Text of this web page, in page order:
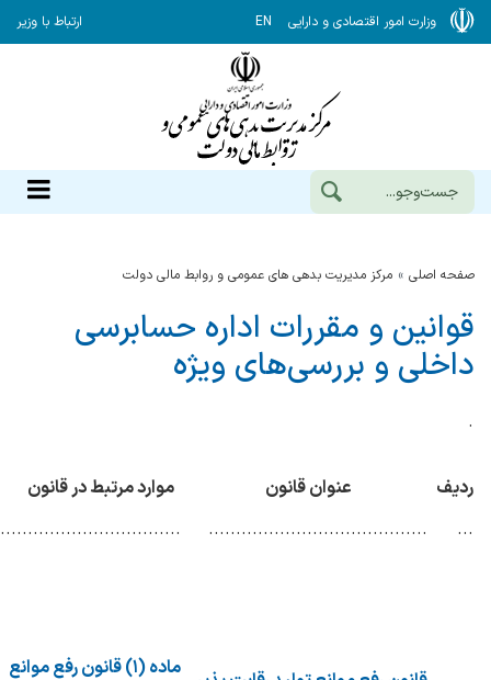
وزارت امور اقتصادی و دارایی EN ارتباط با وزیر
صفحه اصلی مرکز مدیریت بدهی های عمومی و روابط مالی دولت
قوانین و مقررات اداره حسابرسی
داخلی و بررسی‌های ویژه
.
ردیف عنوان قانون
موارد مرتبط در قانون
...
........................................
ماده (۱) قانون رفع موانع